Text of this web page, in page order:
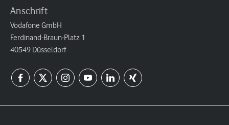
Anschrift
Vodafone GmbH
Ferdinand-Braun-Platz 1
40549 Düsseldorf